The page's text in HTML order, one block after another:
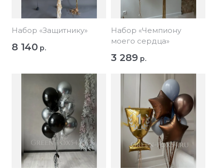
Набор «Защитнику»
8 140 р.
Набор «Чемпиону
моего сердца»
3 289 р.